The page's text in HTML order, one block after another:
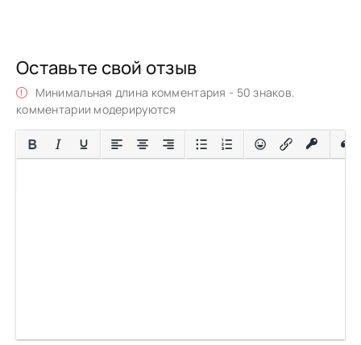
Оставьте свой отзыв
Минимальная длина комментария - 50 знаков.
комментарии модерируются